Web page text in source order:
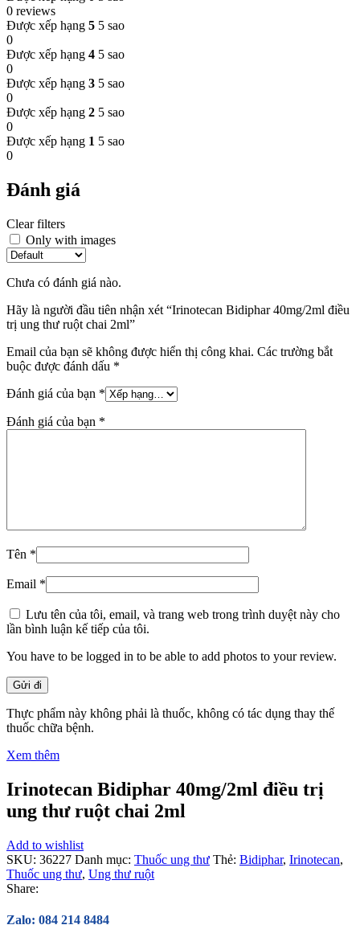
0 reviews
Được xếp hạng 5 5 sao
0
Được xếp hạng 4 5 sao
0
Được xếp hạng 3 5 sao
0
Được xếp hạng 2 5 sao
0
Được xếp hạng 1 5 sao
0
Đánh giá
Clear filters
Only with images
Chưa có đánh giá nào.
Hãy là người đầu tiên nhận xét “Irinotecan Bidiphar 40mg/2ml điều
trị ung thư ruột chai 2ml”
Email của bạn sẽ không được hiển thị công khai. Các trường bắt
buộc được đánh dấu *
Đánh giá của bạn *
Đánh giá của bạn *
Tên *
Email *
Lưu tên của tôi, email, và trang web trong trình duyệt này cho
lần bình luận kế tiếp của tôi.
You have to be logged in to be able to add photos to your review.
Thực phẩm này không phải là thuốc, không có tác dụng thay thế
thuốc chữa bệnh.
Xem thêm
Irinotecan Bidiphar 40mg/2ml điều trị
ung thư ruột chai 2ml
Add to wishlist
SKU: 36227 Danh mục: Thuốc ung thư Thẻ: Bidiphar, Irinotecan,
Thuốc ung thư, Ung thư ruột
Share:
Zalo: 084 214 8484